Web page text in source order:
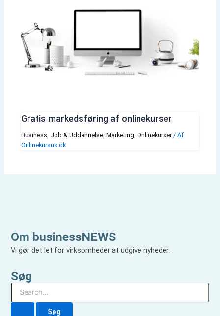
Gratis markedsføring af onlinekurser
Business, Job & Uddannelse, Marketing, Onlinekurser/ Af
Onlinekursus.dk
Om businessNEWS
Vi gør det let for virksomheder at udgive nyheder.
Søg